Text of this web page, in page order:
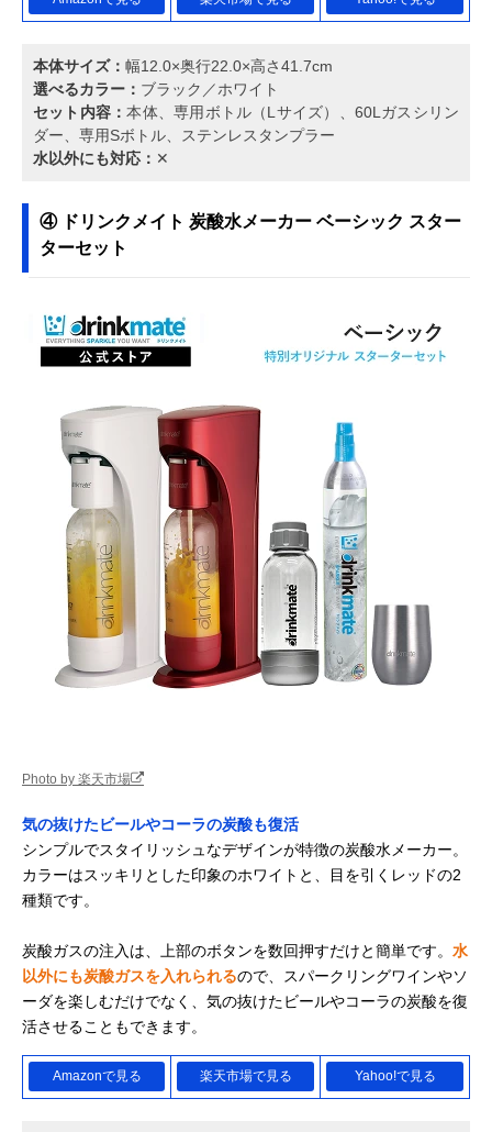
本体サイズ： 幅12.0×奥行22.0×高さ41.7cm
選べるカラー： ブラック／ホワイト
セット内容：本体、専用ボトル（Lサイズ）、60Lガスシリン
ダー、専用Sボトル、ステンレスタンプラー
水以外にも対応： ✕
④ ドリンクメイト 炭酸水メーカー ベーシック スター
ターセット
Photo by 楽天市場
気の抜けたビールやコーラの炭酸も復活
シンプルでスタイリッシュなデザインが特徴の炭酸水メーカー。
カラーはスッキリとした印象のホワイトと、目を引くレッドの2
種類です。
炭酸ガスの注入は、上部のボタンを数回押すだけと簡単です。 水
以外にも炭酸ガスを入れられるので、スパークリングワインやソ
ーダを楽しむだけでなく、気の抜けたビールやコーラの炭酸を復
活させることもできます。
Amazonで見る 楽天市場で見る Yahoo!で見る